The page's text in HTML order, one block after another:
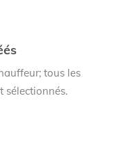
tous les
sélectionnés.